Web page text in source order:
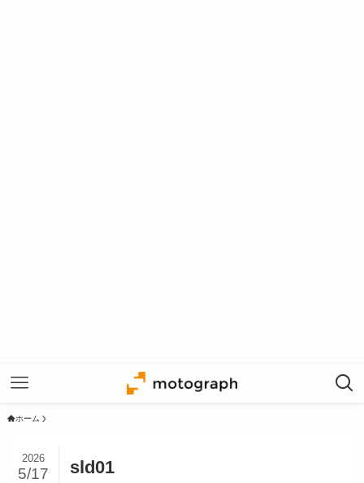
ホーム
sld01
2026
5/17